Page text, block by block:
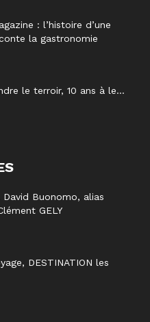
: l’histoire d’une
la gastronomie
le terroir, 10 ans à le...
Buonomo, alias
GELY
DESTINATION les